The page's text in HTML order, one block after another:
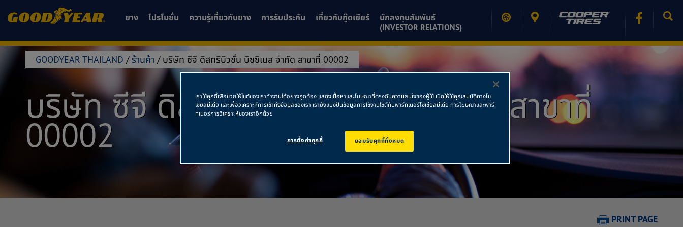
ยาง โปรโมชั่น ความรู้เกี่ยวกับยาง การรับประกัน เกี่ยวกับกู๊ดเยียร์
นักลงทุนสัมพันธ์
(INVESTOR RELATIONS)
GOODYEAR THAILAND / ร้านค้า / บริษัท ซีจี ดิสทริบิวชั่น บิซซิเนส จำกัด สาขาที่ 00002
บริษัท ซีจี ดิสทริบิวชั่น บิซซิเนส จำกัด สาขาที่
00002
PRINT PAGE
เราใช้คุกกี้เพื่อช่วยให้ไซต์ของเราทำงานได้อย่างถูกต้อง แสดงเนื้อหาและโฆษณาที่ตรงกับความสนใจของผู้ใช้ เปิดให้ใช้คุณสมบัติทางโซ
เชียลมีเดีย และเพื่อวิเคราะห์การเข้าถึงข้อมูลของเรา เรายังแบ่งปันข้อมูลการใช้งานไซต์กับพาร์ทเนอร์โซเชียลมีเดีย การโฆษณาและพาร์
ทเนอร์การวิเคราะห์ของเราอีกด้วย
ยอมรับคุกกี้ทั้งหมด
การตั้งค่าคุกกี้